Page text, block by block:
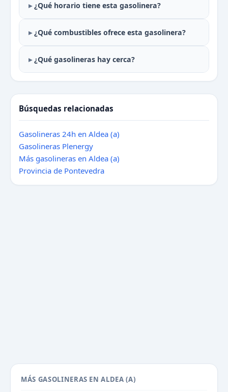
¿Qué horario tiene esta gasolinera?
¿Qué combustibles ofrece esta gasolinera?
¿Qué gasolineras hay cerca?
Búsquedas relacionadas
Gasolineras 24h en Aldea (a)
Gasolineras Plenergy
Más gasolineras en Aldea (a)
Provincia de Pontevedra
MÁS GASOLINERAS EN ALDEA (A)